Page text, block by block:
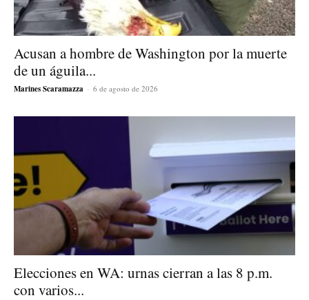
Acusan a hombre de Washington por la muerte
de un águila...
Marines Scaramazza - 6 de agosto de 2026
Elecciones en WA: urnas cierran a las 8 p.m.
con varios...